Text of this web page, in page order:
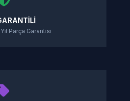
Yıl Parça Garantisi